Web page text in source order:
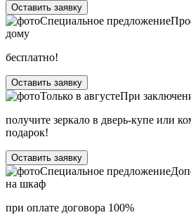
Оставить заявку
Специальное предложение
дому
бесплатно!
Оставить заявку
Только в августеПри
получите зеркало в дверь-купе или
подарок!
Оставить заявку
Специальное предложение
на шкаф
при оплате договора 100%